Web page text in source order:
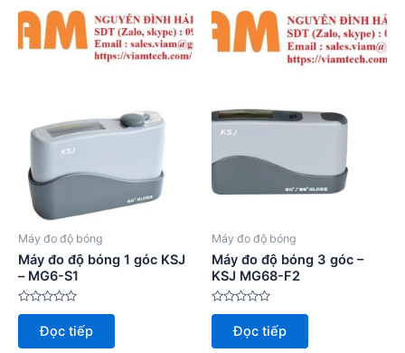
Máy đo độ bóng
Máy đo độ bóng 1 góc KSJ
– MG6-S1
Được
hạng
0
Đọc tiếp
Máy đo độ bóng
Máy đo độ bóng 3 góc –
KSJ MG68-F2
Được
hạng
0
Đọc tiếp